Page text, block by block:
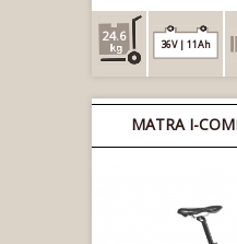
24.6
36V | 11Ah
MATRA I-